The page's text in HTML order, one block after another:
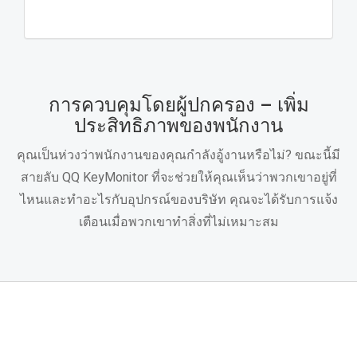
การควบคุมโดยผู้ปกครอง – เพิ่ม
ประสิทธิภาพของพนักงาน
คุณเป็นห่วงว่าพนักงานของคุณกําลังอู้งานหรือไม่? ขณะนี้มี
สายลับ QQ KeyMonitor ที่จะช่วยให้คุณเห็นว่าพวกเขาอยู่ที่
ไหนและทําอะไรกับอุปกรณ์ของบริษัท คุณจะได้รับการแจ้ง
เตือนเมื่อพวกเขาทําสิ่งที่ไม่เหมาะสม